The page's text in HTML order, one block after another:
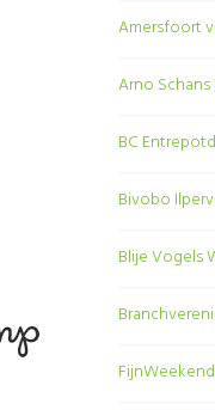
Amersfoort
Arno
BC
Bivobo
Blije Vogels
FijnWeekend